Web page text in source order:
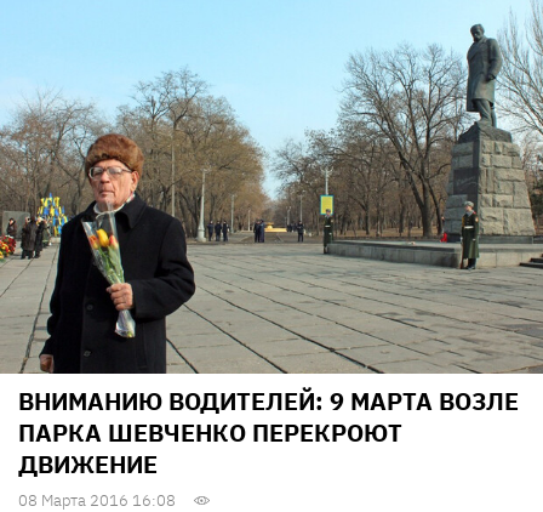
ВНИМАНИЮ ВОДИТЕЛЕЙ: 9 МАРТА ВОЗЛЕ
ПАРКА ШЕВЧЕНКО ПЕРЕКРОЮТ
ДВИЖЕНИЕ
08 Марта 2016 16:08